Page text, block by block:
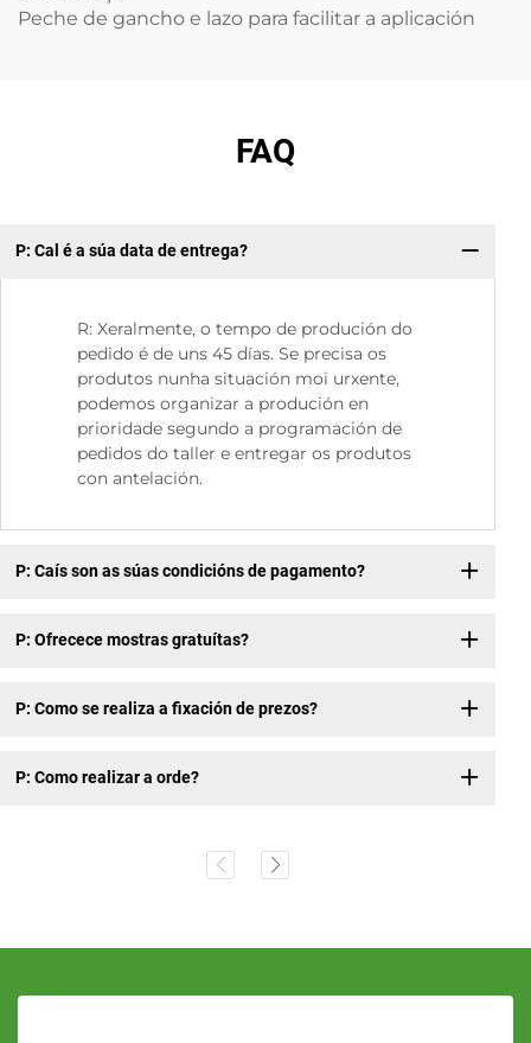
Peche de gancho e lazo para facilitar a aplicación
FAQ
P: Cal é a súa data de entrega?
R: Xeralmente, o tempo de produción do
pedido é de uns 45 días. Se precisa os
produtos nunha situación moi urxente,
podemos organizar a produción en
prioridade segundo a programación de
pedidos do taller e entregar os produtos
con antelación.
P: Caís son as súas condicións de pagamento?
P: Ofrecece mostras gratuítas?
P: Como se realiza a fixación de prezos?
P: Como realizar a orde?